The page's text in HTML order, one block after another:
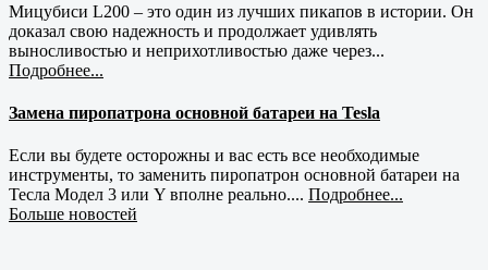
Мицубиси L200 – это один из лучших пикапов в истории. Он
доказал свою надежность и продолжает удивлять
выносливостью и неприхотливостью даже через...
Подробнее...
Замена пиропатрона основной батареи на Tesla
Если вы будете осторожны и вас есть все необходимые
инструменты, то заменить пиропатрон основной батареи на
Тесла Модел 3 или Y вполне реально.... Подробнее...
Больше новостей